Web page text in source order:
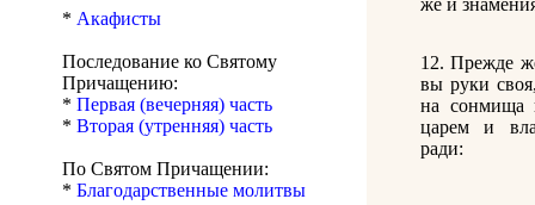
* Акафисты
Последование ко Святому
Причащению:
* Первая (вечерняя) часть
* Вторая (утренняя) часть
По Святом Причащении:
* Благодарственные молитвы
же и
12. Прежде
вы руки
на сонмища
царем и
ради: